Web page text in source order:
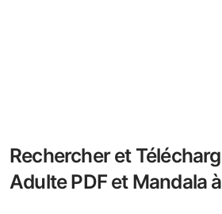
Rechercher et
Adulte PDF et Mandala